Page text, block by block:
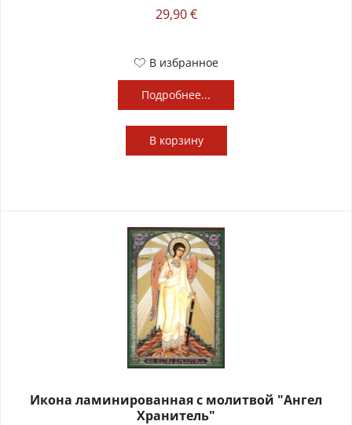
29,90 €
В избранное
Подробнее...
В корзину
Икона ламинированная с молитвой "Ангел
Хранитель"